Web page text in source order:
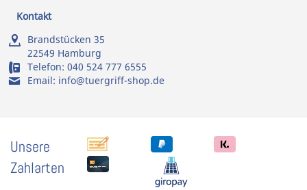
Kontakt
Brandstücken 35
22549 Hamburg
Telefon: 040 524 777 6555
Email: info@tuergriff-shop.de
Unsere
Zahlarten